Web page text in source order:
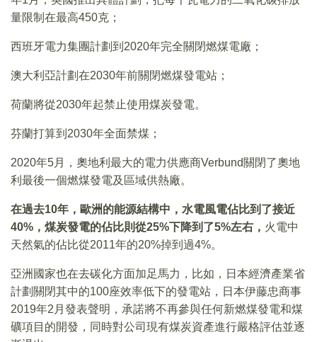
量限制在最高450克；
西班牙電力集團計劃到2020年完全關閉燃煤電廠；
澳大利亞計劃在2030年前關閉燃煤發電站；
荷蘭將從2030年起禁止使用煤炭發電。
芬蘭打算到2030年全面禁煤；
2020年5月，奧地利最大的電力供應商Verbund關閉了奧地
利最後一個燃煤發電及區域供熱廠。
在過去10年，歐洲的能源結構中，水電風電佔比到了接近
40% ，煤炭發電的佔比則從25%下降到了5%左右， 火電中
天然氣的佔比從2011年的20%掉到過4%。
亞洲國家也在去碳化方面加足馬力，比如，日本經濟產業省
計劃關閉其中的100座效率低下的發電站，日本伊藤忠商事
2019年2月發表聲明，承諾將不再參與任何新燃煤發電和煤
礦項目的開發，同時對公司現有煤炭資產進行嚴格評估並逐